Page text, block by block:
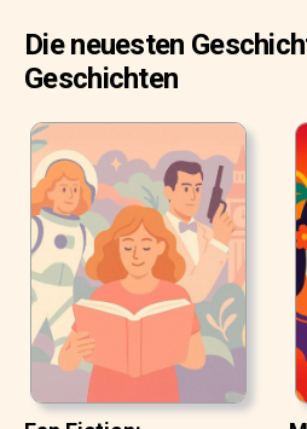
Die neuesten
Geschichten